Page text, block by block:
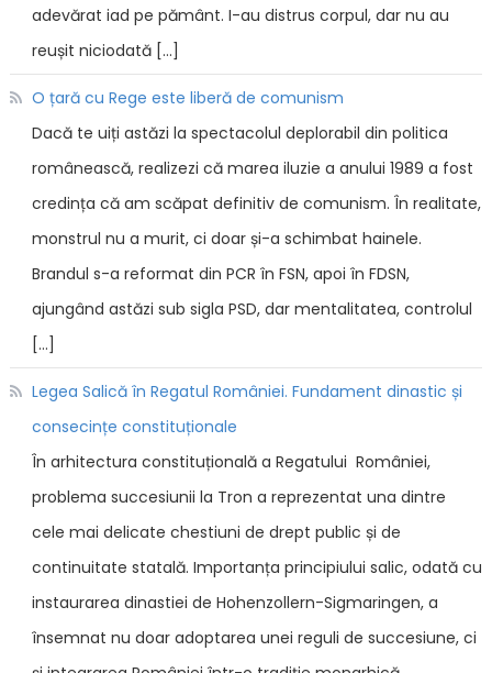
adevărat iad pe pământ. I-au distrus corpul, dar nu au
reușit niciodată […]
O țară cu Rege este liberă de comunism
Dacă te uiți astăzi la spectacolul deplorabil din politica
românească, realizezi că marea iluzie a anului 1989 a fost
credința că am scăpat definitiv de comunism. În realitate,
monstrul nu a murit, ci doar și-a schimbat hainele.
Brandul s-a reformat din PCR în FSN, apoi în FDSN,
ajungând astăzi sub sigla PSD, dar mentalitatea, controlul
[…]
Legea Salică în Regatul României. Fundament dinastic și
consecințe constituționale
În arhitectura constituțională a Regatului României,
problema succesiunii la Tron a reprezentat una dintre
cele mai delicate chestiuni de drept public și de
continuitate statală. Importanța principiului salic, odată cu
instaurarea dinastiei de Hohenzollern-Sigmaringen, a
însemnat nu doar adoptarea unei reguli de succesiune, ci